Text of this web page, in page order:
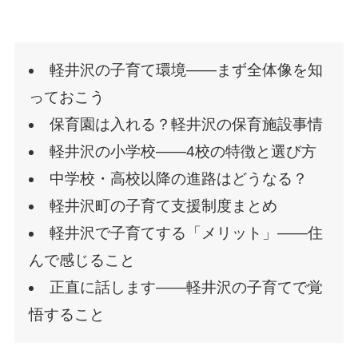
軽井沢の子育て環境——まず全体像を知
っておこう
保育園は入れる？軽井沢の保育施設事情
軽井沢の小学校——4校の特徴と選び方
中学校・高校以降の進路はどうなる？
軽井沢町の子育て支援制度まとめ
軽井沢で子育てする「メリット」——住
んで感じること
正直に話します——軽井沢の子育てで覚
悟すること